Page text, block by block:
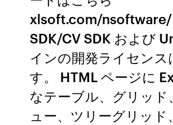
xlsoft.com/nsoftware/
SDK/CV SDK および
インの開発ライセンス
す。 HTML ページに
なテーブル、グリッド
ュー、ツリーグリッド